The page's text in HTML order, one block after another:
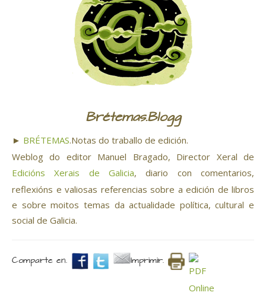
Brétemas.Blogg
► BRÉTEMAS.Notas do traballo de edición.
Weblog do editor Manuel Bragado, Director Xeral de
Edicións Xerais de Galicia, diario con comentarios,
reflexións e valiosas referencias sobre a edición de libros
e sobre moitos temas da actualidade política, cultural e
social de Galicia.
Comparte en. Imprimir.